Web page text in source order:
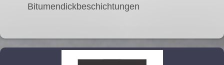
Bitumendickbeschichtungen